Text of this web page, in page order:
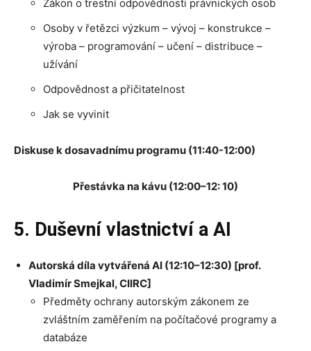
Zákon o trestní odpovědnosti právnických osob
Osoby v řetězci výzkum – vývoj – konstrukce –
výroba – programování – učení – distribuce –
užívání
Odpovědnost a přičitatelnost
Jak se vyvinit
Diskuse k dosavadnímu programu (11:40-12:00)
Přestávka na kávu (12:00–12: 10)
5. Duševní vlastnictví a AI
Autorská díla vytvářená AI (12:10–12:30) [prof.
Vladimír Smejkal, CIIRC]
Předměty ochrany autorským zákonem ze
zvláštním zaměřením na počítačové programy a
databáze